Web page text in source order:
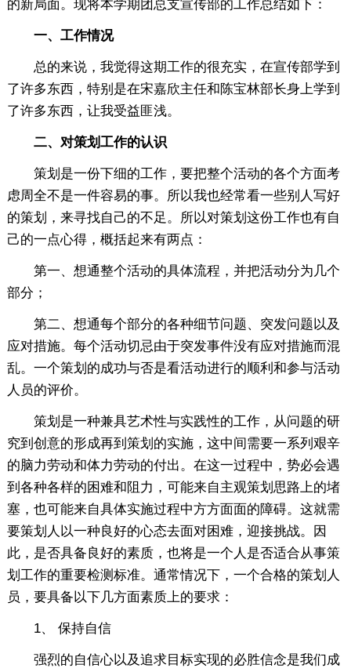
的新局面。现将本学期团总支宣传部的工作总结如下：
一、工作情况
总的来说，我觉得这期工作的很充实，在宣传部学到
了许多东西，特别是在宋嘉欣主任和陈宝林部长身上学到
了许多东西，让我受益匪浅。
二、对策划工作的认识
策划是一份下细的工作，要把整个活动的各个方面考
虑周全不是一件容易的事。所以我也经常看一些别人写好
的策划，来寻找自己的不足。所以对策划这份工作也有自
己的一点心得，概括起来有两点：
第一、想通整个活动的具体流程，并把活动分为几个
部分；
第二、想通每个部分的各种细节问题、突发问题以及
应对措施。每个活动切忌由于突发事件没有应对措施而混
乱。一个策划的成功与否是看活动进行的顺利和参与活动
人员的评价。
策划是一种兼具艺术性与实践性的工作，从问题的研
究到创意的形成再到策划的实施，这中间需要一系列艰辛
的脑力劳动和体力劳动的付出。在这一过程中，势必会遇
到各种各样的困难和阻力，可能来自主观策划思路上的堵
塞，也可能来自具体实施过程中方方面面的障碍。这就需
要策划人以一种良好的心态去面对困难，迎接挑战。因
此，是否具备良好的素质，也将是一个人是否适合从事策
划工作的重要检测标准。通常情况下，一个合格的策划人
员，要具备以下几方面素质上的要求：
1、 保持自信
强烈的自信心以及追求目标实现的必胜信念是我们成